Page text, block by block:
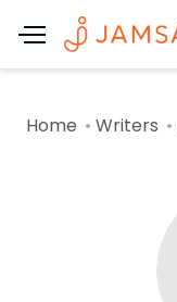
Home Writers